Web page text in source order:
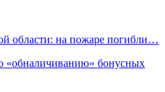
области: на пожаре погибли…
«обналичиванию» бонусных